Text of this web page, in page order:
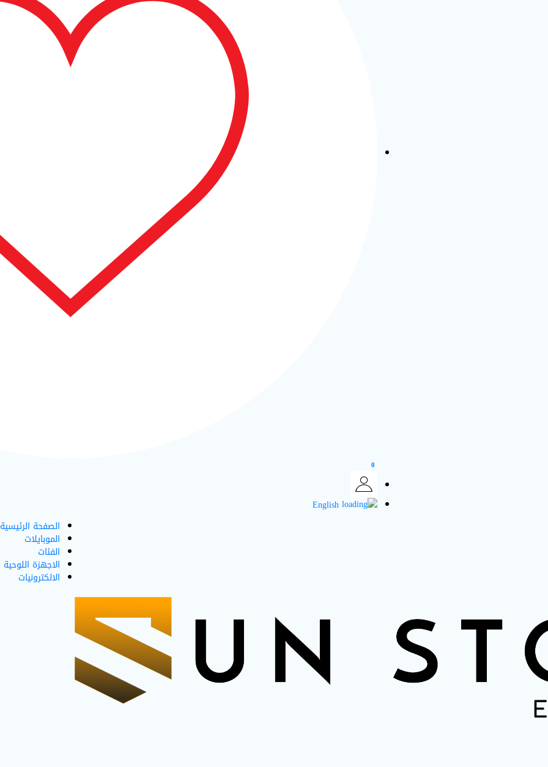
0
English
الصفحة الرئيسية
الموبايلات
الفئات
الاجهزة اللوحية
الالكترونيات